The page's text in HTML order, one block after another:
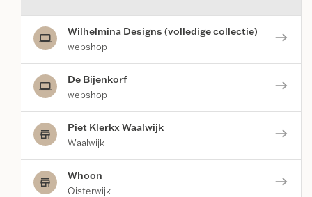
computer
Wilhelmina Designs (volledige collectie)
webshop
east
computer
De Bijenkorf
webshop
east
store
Piet Klerkx Waalwijk
Waalwijk
east
store
Whoon
Oisterwijk
east